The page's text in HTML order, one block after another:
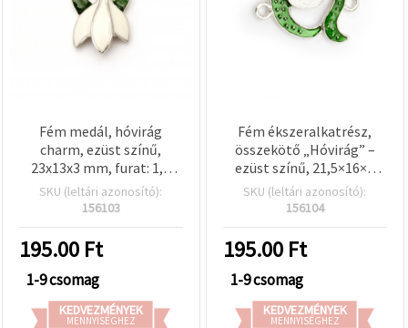
Fém medál, hóvirág
charm, ezüst színű,
23x13x3 mm, furat: 1,5
mm – 2 db
SKU (leltári azonosító):
156103
195.00 Ft
1-9 csomag
KEDVEZMÉNYEK
MENNYISÉGHEZ
Fém ékszeralkatrész,
összekötő „Hóvirág” –
ezüst színű, 21,5×16×2
mm, furat 1,5 mm, 2 db,
kézműves karkötőkhöz és
SKU (leltári azonosító):
156104
195.00 Ft
1-9 csomag
KEDVEZMÉNYEK
MENNYISÉGHEZ